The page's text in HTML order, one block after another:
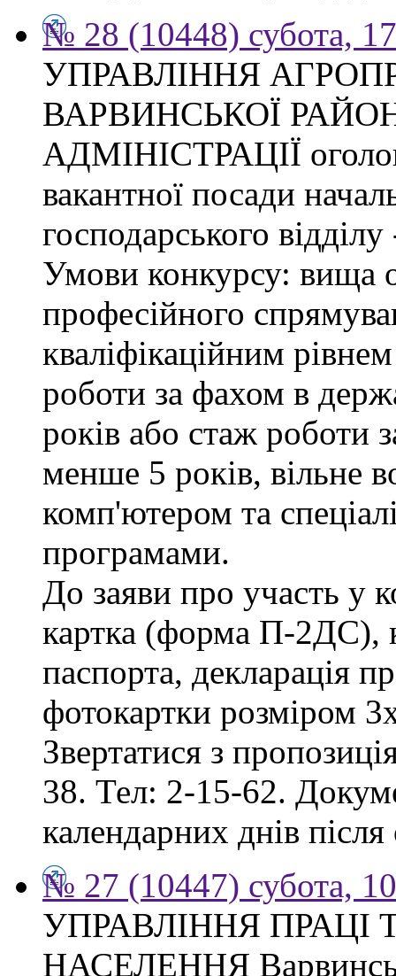
№ 28 (10448) субота,
УПРАВЛІННЯ
ВАРВИНСЬКОЇ
АДМІНІСТРАЦІЇ
вакантної посади
господарського
Умови конкурсу: вища
професійного
кваліфікаційним
роботи за фахом в
років або стаж роботи
менше 5 років, вільне
комп'ютером та
програмами.
До заяви про участь у
картка (форма П-2ДС),
паспорта, декларація
фотокартки розміром
Звертатися з
38. Тел: 2-15-62.
календарних днів
№ 27 (10447) субота,
УПРАВЛІННЯ ПРАЦІ
НАСЕЛЕННЯ